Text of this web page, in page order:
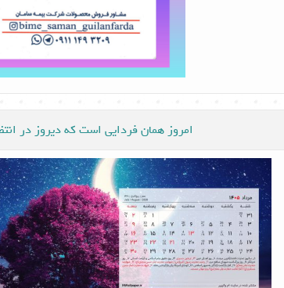
امروز همان فردایی است که دیروز در